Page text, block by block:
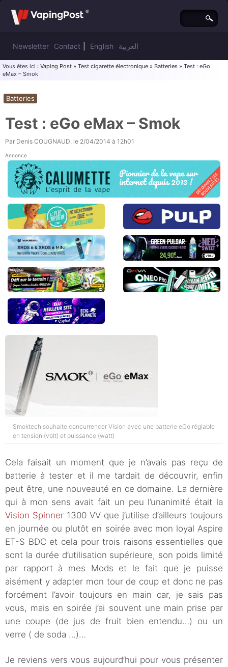
Newsletter Contact English العربية
Vous êtes ici : Vaping Post » Test cigarette électronique » Batteries » Test : eGo
eMax – Smok
Batteries
Test : eGo eMax – Smok
Par Denis COUGNAUD, le 2/04/2014 à 12h01
Annonce
Smoktech souhaite concurrencer Vision avec une batterie eGo réglable
en tension (volt) et puissance (watt)
Cela faisait un moment que je n’avais pas reçu de
batterie à tester et il me tardait de découvrir, enfin
peut être, une nouveauté en ce domaine. La dernière
qui à mon sens avait fait un peu l’unanimité était la
Vision Spinner 1300 VV que j’utilise d’ailleurs toujours
en journée ou plutôt en soirée avec mon loyal Aspire
ET-S BDC et cela pour trois raisons essentielles que
sont la durée d’utilisation supérieure, son poids limité
par rapport à mes Mods et le fait que je puisse
aisément y adapter mon tour de coup et donc ne pas
forcément l’avoir toujours en main car, je sais pas
vous, mais en soirée j’ai souvent une main prise par
une coupe (de jus de fruit bien entendu…) ou un
verre ( de soda …)…
Je reviens vers vous aujourd’hui pour vous présenter